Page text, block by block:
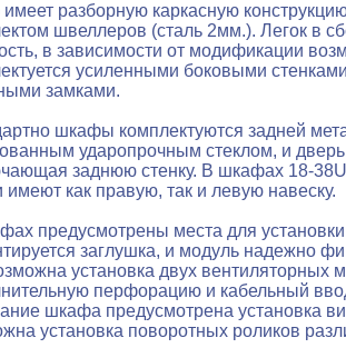
разборную каркасную
швеллеров (сталь 2мм.). Легок в
в зависимости от модификации
усиленными боковыми
замками.
шкафы комплектуются задней
ударопрочным стеклом, и
заднюю стенку. В шкафах 18-
имеют как правую, так и левую навеску.
предусмотрены места для
заглушка, и модуль надежно
установка двух
перфорацию и кабельный
шкафа предусмотрена установка
установка поворотных роликов